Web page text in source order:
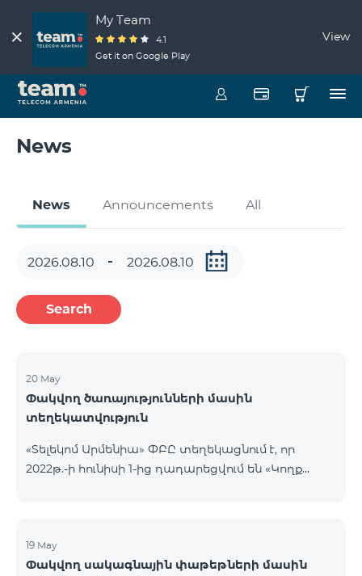
My Team
4.1
Get it on Google Play
View
News
News Announcements All
Search
20 May
Փակվող ծառայությունների մասին
տեղեկատվություն
«Տելեկոմ Արմենիա» ՓԲԸ տեղեկացնում է, որ
2022թ.-ի հունիսի 1-ից դադարեցվում են «Կողք
երկարացման հնարավորությունը: Ինչպես նաև
դադարեցվում է «Սիրելի համարներ»
19 May
Փակվող սակագնային փաթեթների մասին